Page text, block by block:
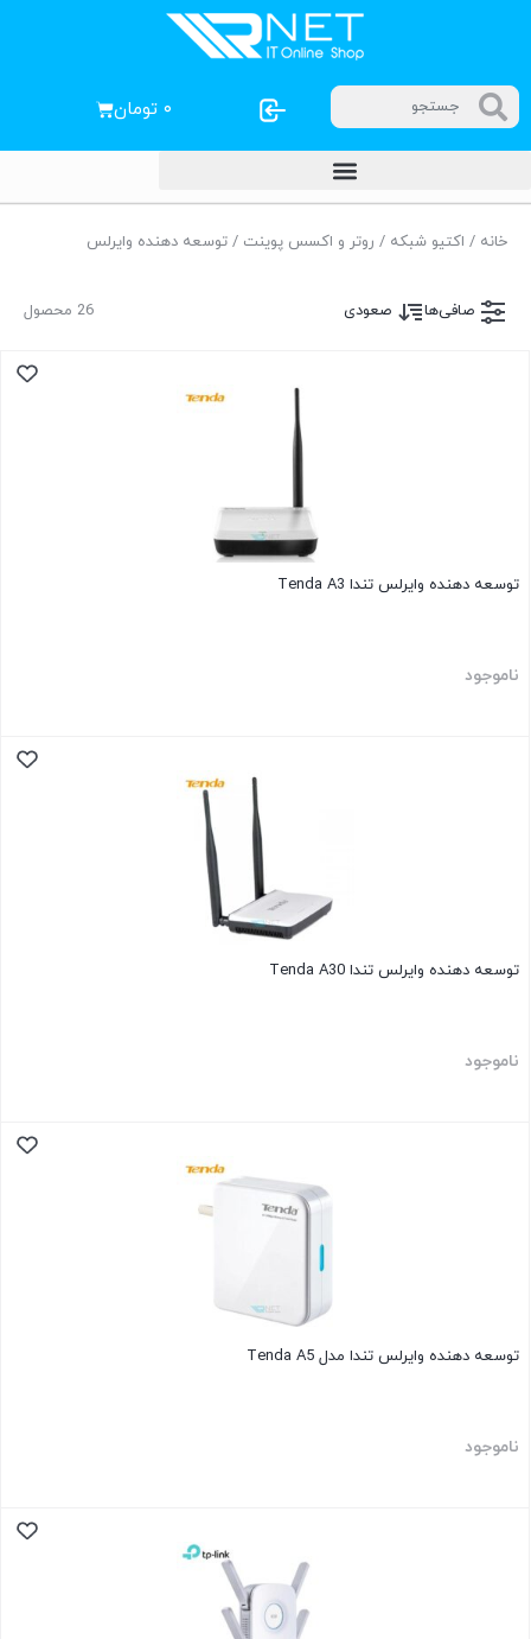
۰ تومان
خانه / اکتیو شبکه / روتر و اکسس پوینت / توسعه دهنده وایرلس
26 محصول صافی‌ها صعودی
توسعه دهنده وایرلس تندا Tenda A3
ناموجود
توسعه دهنده وایرلس تندا Tenda A30
ناموجود
توسعه دهنده وایرلس تندا مدل Tenda A5
ناموجود